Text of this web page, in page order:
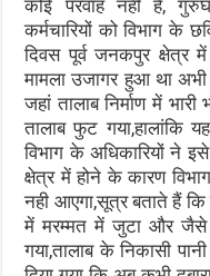
कोई परवाह नही है,
कर्मचारियों को विभाग के
दिवस पूर्व जनकपुर क्षेत्र
मामला उजागर हुआ था अभी
जहां तालाब निर्माण में
तालाब फुट गया,हालांकि
विभाग के अधिकारियों ने
क्षेत्र में होने के कारण
नही आएगा,सूत्र बताते हैं
में मरम्मत में जुटा और जैसे
गया,तालाब के निकासी